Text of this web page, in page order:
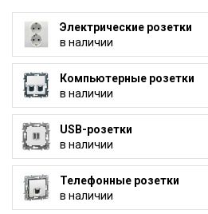
Электрические розетки
в наличии
Компьютерные розетки
в наличии
USB-розетки
в наличии
Телефонные розетки
в наличии